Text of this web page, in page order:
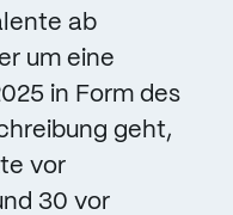
ab
um eine
in Form des
geht,
vor
30 vor